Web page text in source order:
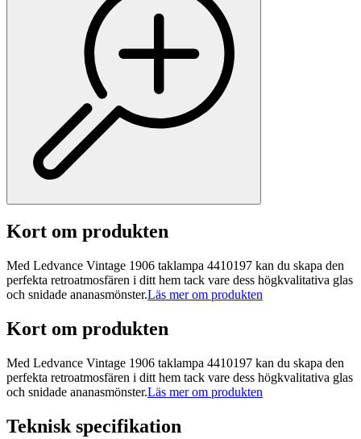
Kort om produkten
Med Ledvance Vintage 1906 taklampa 4410197 kan du skapa den
perfekta retroatmosfären i ditt hem tack vare dess högkvalitativa glas
och snidade ananasmönster.Läs mer om produkten
Kort om produkten
Med Ledvance Vintage 1906 taklampa 4410197 kan du skapa den
perfekta retroatmosfären i ditt hem tack vare dess högkvalitativa glas
och snidade ananasmönster.Läs mer om produkten
Teknisk specifikation